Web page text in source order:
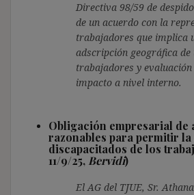
Directiva 98/59 de
de un acuerdo con la
trabajadores que implica
adscripción geográfica de
trabajadores y evaluación
impacto a nivel interno.
Obligación empresarial de
razonables para permitir
discapacitados de los
11/9/25, Bervidi)
El AG del TJUE, Sr.